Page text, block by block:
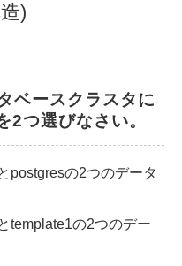
)
ベースクラスタに
2つ選びなさい。
postgresの2つのデータ
template1の2つのデー